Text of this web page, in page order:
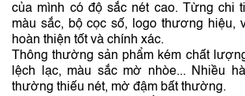
của mình có độ sắc nét cao. Từng chi
màu sắc, bộ cọc số, logo thương hiệu,
hoàn thiện tốt và chính xác.
Thông thường sản phẩm kém chất
lệch lạc, màu sắc mờ nhòe... Nhiều
thường thiếu nét, mờ đậm bất thường.